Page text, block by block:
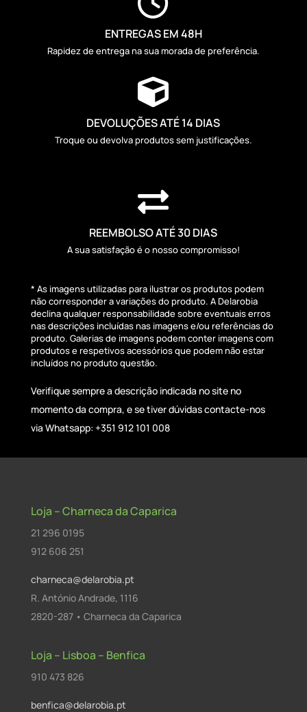
ENTREGAS EM 48H
Rapidez de entrega na sua morada de preferência.

DEVOLUÇÕES ATÉ 14 DIAS
Troque ou devolva produtos sem justificações.

REEMBOLSO ATÉ 30 DIAS
A sua satisfação é o nosso compromisso!
* As imagens utilizadas para ilustrar os produtos podem
não corresponder a variações do produto. A Delarobia
declina qualquer responsabilidade sobre eventuais erros
nas descrições incluídas nas imagens e/ou referências do
produto. Galerias de imagens podem conter imagens com
produtos e respetivos acessórios que podem não estar
incluídos no produto questão.
Verifique sempre a descrição indicada no site no
momento da compra, e se tiver dúvidas contacte-nos
via Whatsapp: +351 912 101 008
Loja – Charneca da Caparica
21 296 0195
912 606 251
charneca@delarobia.pt
R. António Andrade, 1116
2820-287 • Charneca da Caparica
Loja – Lisboa – Benfica
910 473 826
benfica@delarobia.pt